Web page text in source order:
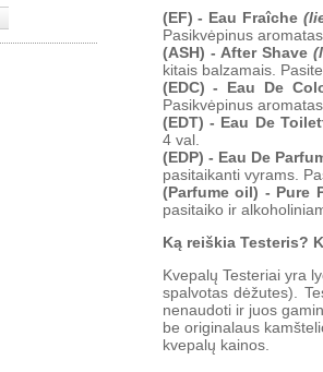
(EF) - Eau Fraîche
Pasikvėpinus
(ASH) - After Shave
kitais balzamais.
(EDC) - Eau De
Pasikvėpinus
(EDT) - Eau De
4 val.
(EDP) - Eau De
pasitaikanti vyrams.
(Parfume oil) - Pure
pasitaiko ir
Ką reiškia Testeris?
Kvepalų Testeriai yra
spalvotas dėžutes).
nenaudoti ir juos
be originalaus
kvepalų kainos.